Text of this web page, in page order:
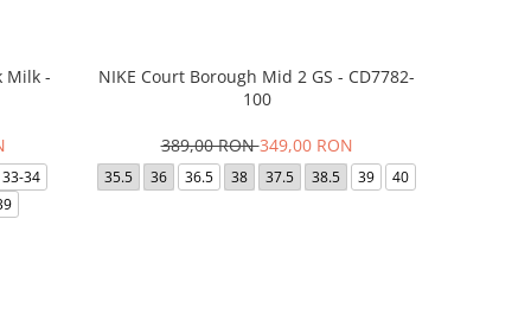
Milk -
33-34
NIKE Court Borough Mid 2 GS - CD7782-
100
389,00 RON349,00 RON
35.5 36 36.5 38 37.5 38.5 39 40